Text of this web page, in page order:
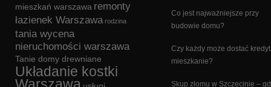
mieszkań warszawa remonty
łazienek Warszawa rodzina
tania wycena
nieruchomości warszawa
Tanie domy drewniane
Układanie kostki
Co jest najważniejsze przy
budowie domu?
Czy każdy może dostać
mieszkanie?
Skup złomu w Szczecinie –